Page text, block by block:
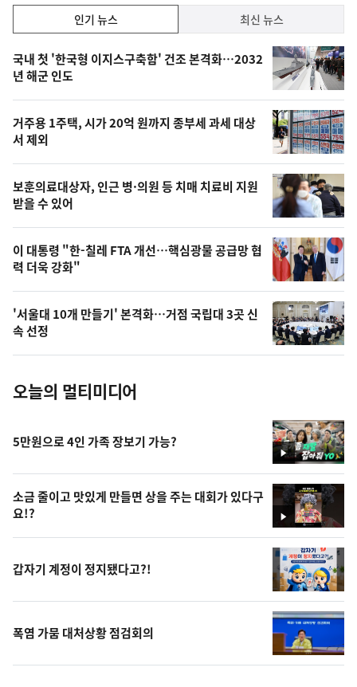
인
기,
최
신,
오
늘
의
영
상
오
늘
의
사
진
인기 뉴스 최신 뉴스
인
기
뉴
스
국내 첫 '한국형 이지스구축함' 건조 본격화…2032
년 해군 인도
거주용 1주택, 시가 20억 원까지 종부세 과세 대상
서 제외
보훈의료대상자, 인근 병·의원 등 치매 치료비 지원
받을 수 있어
이 대통령 "한-칠레 FTA 개선…핵심광물 공급망 협
력 더욱 강화"
'서울대 10개 만들기' 본격화…거점 국립대 3곳 신
속 선정
오늘의 멀티미디어
영
상
5만원으로 4인 가족 장보기 가능?
영
상
소금 줄이고 맛있게 만들면 상을 주는 대회가 있다구
요!?
갑자기 계정이 정지됐다고?!
폭염 가뭄 대처상황 점검회의